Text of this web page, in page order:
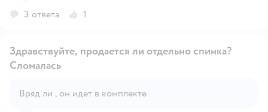
3 ответа 1
Открыть вопрос
Здравствуйте, продается ли отдельно спинка?
Сломалась
Вряд ли , он идет в комплекте